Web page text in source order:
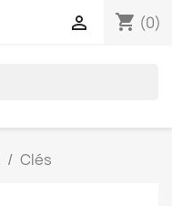
shopping_cart (0)

Clés